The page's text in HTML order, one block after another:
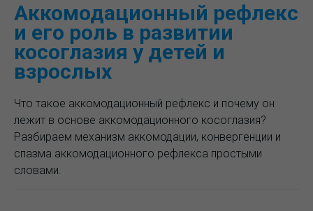
Аккомодационный рефлекс
и его роль в развитии
косоглазия у детей и
взрослых
Что такое аккомодационный рефлекс и почему он
лежит в основе аккомодационного косоглазия?
Разбираем механизм аккомодации, конвергенции и
спазма аккомодационного рефлекса простыми
словами.